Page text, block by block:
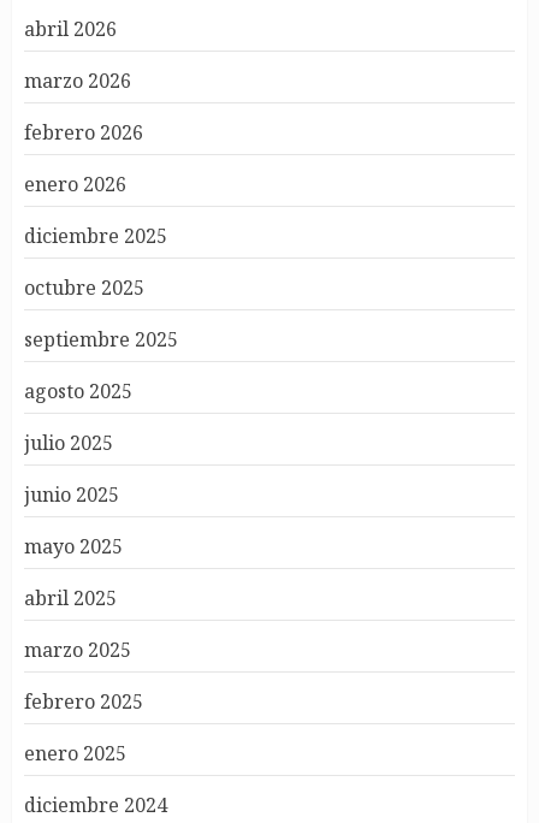
abril 2026
marzo 2026
febrero 2026
enero 2026
diciembre 2025
octubre 2025
septiembre 2025
agosto 2025
julio 2025
junio 2025
mayo 2025
abril 2025
marzo 2025
febrero 2025
enero 2025
diciembre 2024